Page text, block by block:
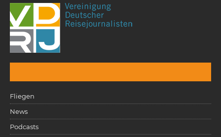
Fliegen
News
Podcasts